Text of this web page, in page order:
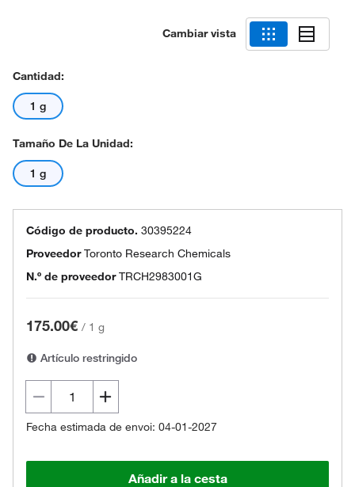
Cambiar vista
Cantidad:
1 g
Tamaño De La Unidad:
1 g
Código de producto. 30395224
ProveedorToronto Research Chemicals
N.º de proveedor TRCH2983001G
175.00€ / 1 g
Artículo restringido
Fecha estimada de envoi: 04-01-2027
Añadir a la cesta